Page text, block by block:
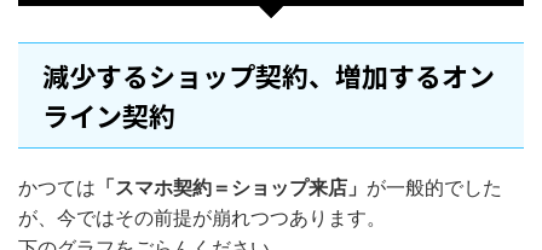
減少するショップ契約、増加するオン
ライン契約
かつては 「スマホ契約＝ショップ来店」 が一般的でした
が、今ではその前提が崩れつつあります。